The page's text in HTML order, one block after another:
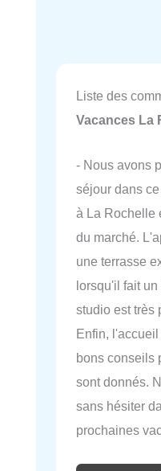
Liste des
Vacances La
- Nous avons
séjour dans
à La Rochelle
du marché.
une terrasse
lorsqu'il fait
studio est très
Enfin,
bons conseils
sont donnés.
sans hésiter
prochaines